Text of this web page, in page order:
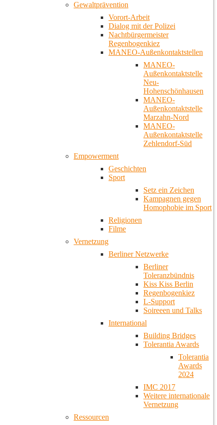
Gewaltprävention
Vorort-Arbeit
Dialog mit der Polizei
Nachtbürgermeister
Regenbogenkiez
MANEO-Außenkontaktstellen
MANEO-
Außenkontaktstelle
Neu-
Hohenschönhausen
MANEO-
Außenkontaktstelle
Marzahn-Nord
MANEO-
Außenkontaktstelle
Zehlendorf-Süd
Empowerment
Geschichten
Sport
Setz ein Zeichen
Kampagnen gegen
Homophobie im Sport
Religionen
Filme
Vernetzung
Berliner Netzwerke
Berliner
Toleranzbündnis
Kiss Kiss Berlin
Regenbogenkiez
L-Support
Soireeen und Talks
International
Building Bridges
Tolerantia Awards
Tolerantia
Awards
2024
IMC 2017
Weitere internationale
Vernetzung
Ressourcen